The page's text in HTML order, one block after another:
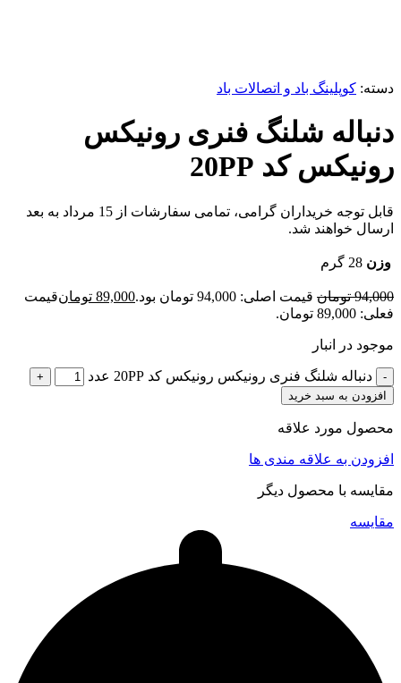
دسته: کوپلینگ باد و اتصالات باد
دنباله شلنگ فنری رونیکس
رونیکس کد 20PP
قابل توجه خریداران گرامی، تمامی سفارشات از 15 مرداد به بعد
ارسال خواهند شد.
وزن 28 گرم
94,000 تومان قیمت اصلی: 94,000 تومان بود. 89,000 تومانقیمت
فعلی: 89,000 تومان.
موجود در انبار
دنباله شلنگ فنری رونیکس رونیکس کد 20PP عدد
افزودن به سبد خرید
محصول مورد علاقه
افزودن به علاقه مندی ها
مقایسه با محصول دیگر
مقایسه